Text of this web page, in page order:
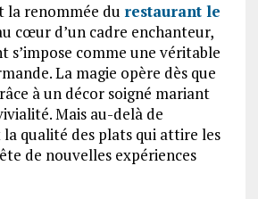
la renommée du restaurant le
cœur d’un cadre enchanteur,
s’impose comme une véritable
La magie opère dès que
à un décor soigné mariant
Mais au-delà de
la qualité des plats qui attire les
de nouvelles expériences